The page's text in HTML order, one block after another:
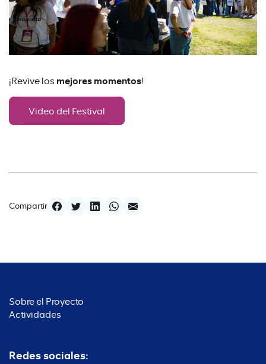
¡Revive los mejores momentos!
Video del Festival
Compartir
Sobre el Proyecto
Actividades
Redes sociales: